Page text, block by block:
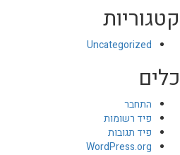
קטגוריות
Uncategorized
כלים
התחבר
פיד רשומות
פיד תגובות
WordPress.org